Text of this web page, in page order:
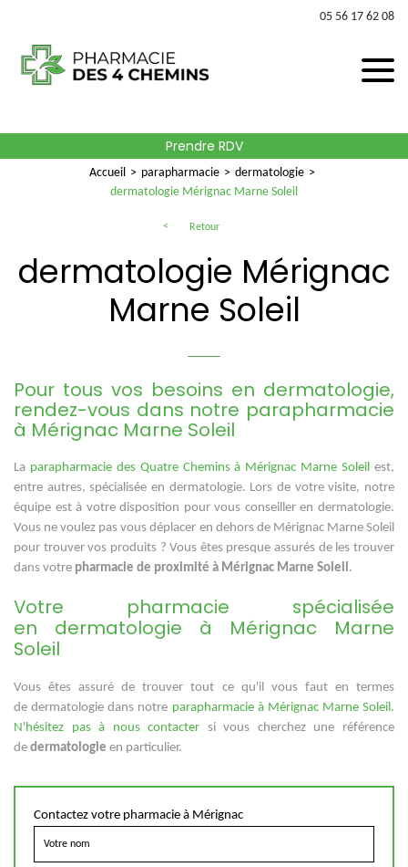
05 56 17 62 08
Prendre RDV
Accueil parapharmacie
dermatologie
dermatologie Mérignac Marne Soleil
Retour
dermatologie Mérignac
Marne Soleil
Pour tous vos besoins en dermatologie,
rendez-vous dans notre parapharmacie
à Mérignac Marne Soleil
La parapharmacie des Quatre Chemins à Mérignac Marne Soleil est,
entre autres, spécialisée en dermatologie. Lors de votre visite, notre
équipe est à votre disposition pour vous conseiller en dermatologie.
Vous ne voulez pas vous déplacer en dehors de Mérignac Marne Soleil
pour trouver vos produits ? Vous êtes presque assurés de les trouver
dans votre pharmacie de proximité à Mérignac Marne Soleil.
Votre pharmacie spécialisée
en dermatologie à Mérignac Marne
Soleil
Vous êtes assuré de trouver tout ce qu'il vous faut en termes
de dermatologie dans notre parapharmacie à Mérignac Marne Soleil.
N'hésitez pas à nous contacter si vous cherchez une référence
de dermatologie en particulier.
Contactez votre pharmacie à Mérignac